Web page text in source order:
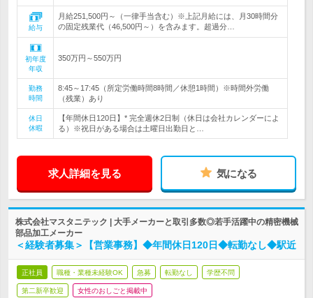
給与
月給251,500円～（一律手当含む）※上記月給には、月30時間分
の固定残業代（46,500円～）を含みます。超過分…
初年度
年収
350万円～550万円
勤務
時間
8:45～17:45（所定労働時間8時間／休憩1時間）※時間外労働
（残業）あり
休日
休暇
【年間休日120日】* 完全週休2日制（休日は会社カレンダーによ
る）※祝日がある場合は土曜日出勤日と…
求人詳細を見る 気になる
株式会社マスタニテック | 大手メーカーと取引多数◎若手活躍中の精密機械
部品加工メーカー
＜経験者募集＞【営業事務】◆年間休日120日◆転勤なし◆駅近
正社員 職種・業種未経験OK 急募 転勤なし 学歴不問
第二新卒歓迎 女性のおしごと掲載中